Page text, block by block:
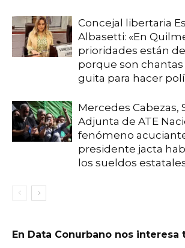
Concejal libertaria
Albasetti: «En
prioridades están
porque son chantas
guita para hacer
Mercedes Cabezas,
Adjunta de ATE
fenómeno
presidente jacta
los sueldos
En Data Conurbano nos interesa